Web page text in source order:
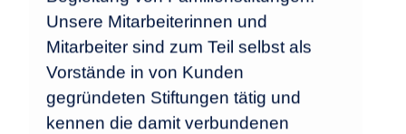
Unsere Mitarbeiterinnen und
Mitarbeiter sind zum Teil selbst als
Vorstände in von Kunden
gegründeten Stiftungen tätig und
kennen die damit verbundenen